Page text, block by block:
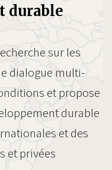
durable
sur les
dialogue multi-
et propose
durable
et des
et privées